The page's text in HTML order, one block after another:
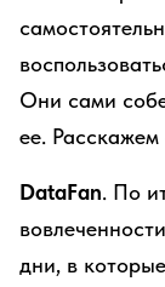
Они сами
ее.
DataFan. По
дни, в